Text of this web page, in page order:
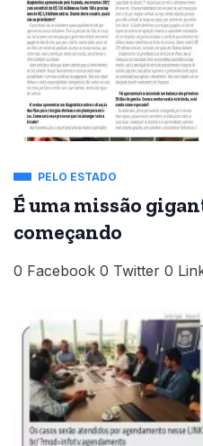
PELO ESTADO
É uma missão
começando
0 Facebook 0 Twitter 0